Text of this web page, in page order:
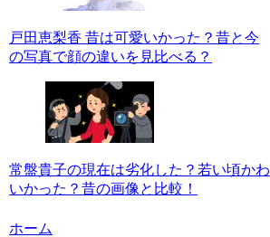
戸田恵梨香 昔は可愛いかった？昔と今
の写真で顔の違いを見比べる？
常盤貴子の現在は劣化した？若い頃かわ
いかった？昔の画像と比較！
ホーム